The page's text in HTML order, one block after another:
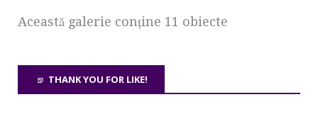
Această galerie conţine 11 obiecte
THANK YOU FOR LIKE!